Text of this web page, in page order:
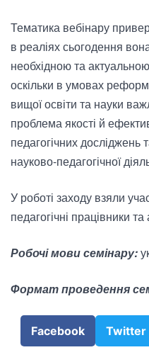
Тематика вебінару
в реаліях сьогодення
необхідною та
оскільки в умовах
вищої освіти та науки
проблема якості й
педагогічних досліджень
науково-педагогічної
У роботі заходу взяли
педагогічні працівники та
Робочі мови семінару:
Формат проведення
Facebook Twitter